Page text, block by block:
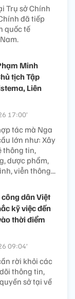
Trụ sở Chính
đã tiếp
quốc tế
Minh
tịch Tập
Liên
17:00’
tác mà Nga
lớn như: Xây
thông tin,
dược phẩm,
viễn thông...
dân Việt
kỹ việc đến
thời điểm
09:04’
rời khỏi các
thông tin,
sở tại về